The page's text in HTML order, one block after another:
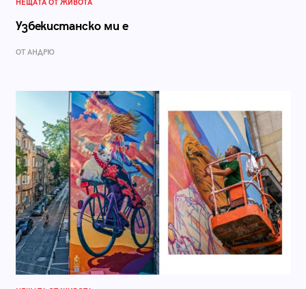
НЕЩАТА ОТ ЖИВОТА
Узбекистанско ми е
ОТ АНДРЮ